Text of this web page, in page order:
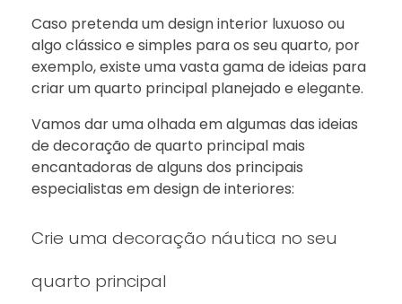
Caso pretenda um design interior luxuoso ou
algo clássico e simples para os seu quarto, por
exemplo, existe uma vasta gama de ideias para
criar um quarto principal planejado e elegante.
Vamos dar uma olhada em algumas das ideias
de decoração de quarto principal mais
encantadoras de alguns dos principais
especialistas em design de interiores:
Crie uma decoração náutica no seu
quarto principal